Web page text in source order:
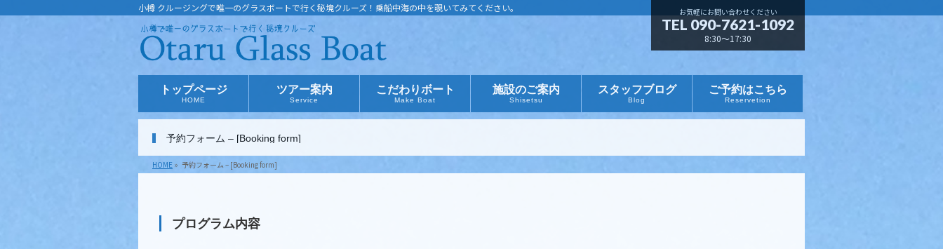
小樽 クルージングで唯一のグラスボートで行く秘境クルーズ！乗船中海の中を覗いてみてください。 お気軽にお問い合わせください
TEL 090-7621-1092
8:30～17:30
トップページ
HOME
ツアー案内
Service
こだわりボート
Make Boat
施設のご案内
Shisetsu
スタッフブログ
Blog
ご予約はこちら
Reservetion
予約フォーム – [Booking form]
HOME » 予約フォーム – [Booking form]
プログラム内容